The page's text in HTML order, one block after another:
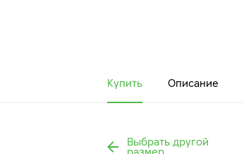
Купить Описание
Выбрать другой
размер